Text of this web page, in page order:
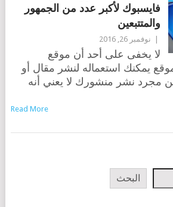
فايسبوك لأكبر عدد من الجمهور
والمتتبعين
نوفمبر 26, 2016
لا يخفى على أحد أن موقع
يمكنك استعماله لنشر مقال أو
مجرد نشر منشورك لا يعني أنه
Read More
البحث